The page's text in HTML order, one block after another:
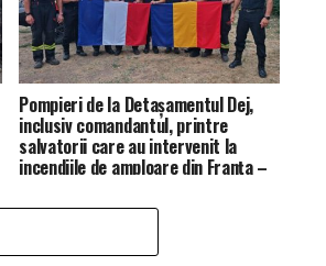
Pompieri de la Detașamentul Dej,
inclusiv comandantul, printre
salvatorii care au intervenit la
incendiile de amploare din Franța –